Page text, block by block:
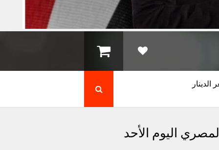
الدينار
اليوم الأحد